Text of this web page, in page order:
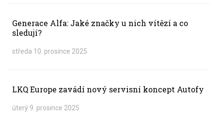
Generace Alfa: Jaké značky u nich vítězí a co
sledují?
středa 10. prosince 2025
LKQ Europe zavádí nový servisní koncept Autofy
úterý 9. prosince 2025